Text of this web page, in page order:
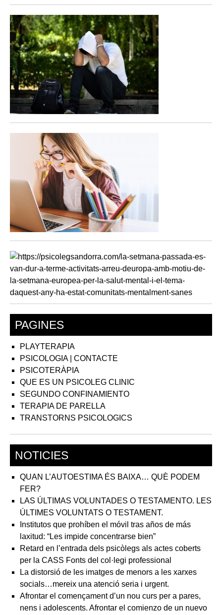
PAGINES
PLAYTERAPIA
PSICOLOGIA | CONTACTE
PSICOTERÀPIA
QUE ES UN PSICOLEG CLINIC
SEGUNDO CONFINAMIENTO
TERAPIA DE PARELLA
TRANSTORNS PSICOLOGICS
NOTICIES
QUAN L’AUTOESTIMA ÉS BAIXA… QUÈ PODEM
FER?
LAS ÚLTIMAS VOLUNTADES O TESTAMENTO. LES
ÚLTIMES VOLUNTATS O TESTAMENT.
Institutos que prohíben el móvil tras años de más
laxitud: “Les impide concentrarse bien”
Retard en l’entrada dels psicòlegs als actes coberts
per la CASS Fonts del col·legi professional
La distorsió de les imatges de menors a les xarxes
socials…mereix una atenció seria i urgent.
Afrontar el començament d’un nou curs per a pares,
nens i adolescents. Afrontar el comienzo de un nuevo